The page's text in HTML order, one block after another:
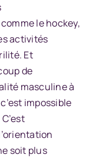
le hockey,
activités
Et
de
masculine à
impossible
soit plus